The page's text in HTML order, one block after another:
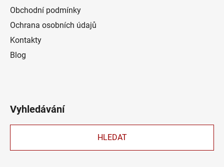
Obchodní podmínky
Ochrana osobních údajů
Kontakty
Blog
Vyhledávání
HLEDAT